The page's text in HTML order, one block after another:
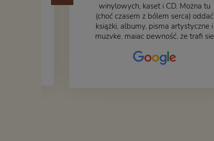
winylowych, kaset i CD. Można tu
(choć czasem z bólem serca) oddać
książki, albumy, pisma artystyczne i
muzykę, mając pewność, że trafi się
zdjęciu – nasze książki w trakcie
przepakowywania. Część